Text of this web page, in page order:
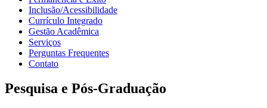
Inclusão/Acessibilidade
Currículo Integrado
Gestão Acadêmica
Serviços
Perguntas Frequentes
Contato
Pesquisa e Pós-Graduação